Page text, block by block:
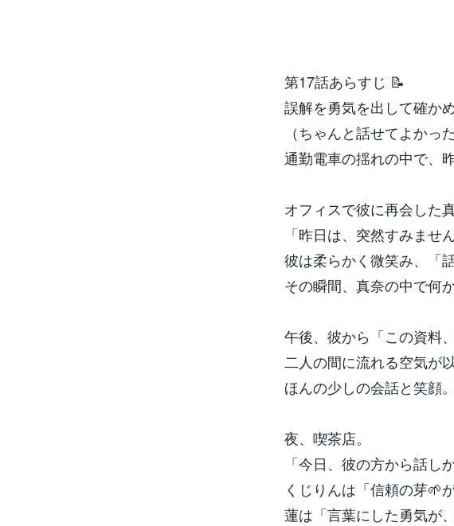
第17話あらすじ 📝
誤解を勇気を出して確か
（ちゃんと話せてよかっ
通勤電車の揺れの中で、
オフィスで彼に再会した
「昨日は、突然すみませ
彼は柔らかく微笑み、「
その瞬間、真奈の中で何
午後、彼から「この資料
二人の間に流れる空気が
ほんの少しの会話と笑顔
夜、喫茶店。
「今日、彼の方から話し
くじりんは「信頼の芽🌱
蓮は「言葉にした勇気が